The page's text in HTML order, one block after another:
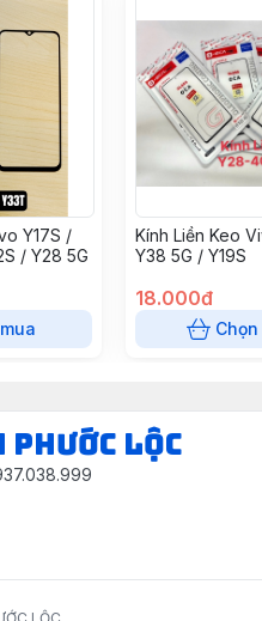
Y17S /
/ Y28 5G
Kính Liền Keo
Y38 5G / Y19S
18.000đ
LỘC